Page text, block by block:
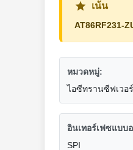
เน้น
AT86RF231-
หมวดหมู่:
ไอซีทรานซีฟเวอ
อินเทอร์เฟซแบบ
SPI